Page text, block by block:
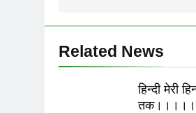
Related News
हिन्दी मेरी